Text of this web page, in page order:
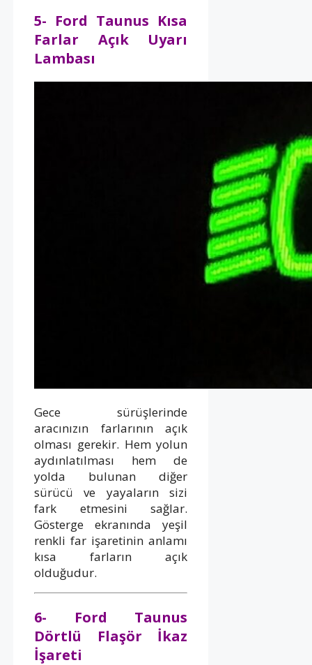
5- Ford Taunus Kısa
Farlar Açık Uyarı
Lambası
Gece sürüşlerinde
aracınızın farlarının açık
olması gerekir. Hem yolun
aydınlatılması hem de
yolda bulunan diğer
sürücü ve yayaların sizi
fark etmesini sağlar.
Gösterge ekranında yeşil
renkli far işaretinin anlamı
kısa farların açık
olduğudur.
6- Ford Taunus
Dörtlü Flaşör İkaz
İşareti